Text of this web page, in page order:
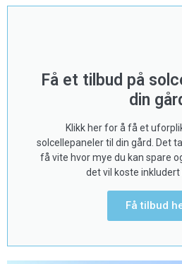
Få et tilbud på
din
Klikk her for å få et
solcellepaneler til din gård. Det
få vite hvor mye du kan spare
det vil koste inkludert
Få tilbud